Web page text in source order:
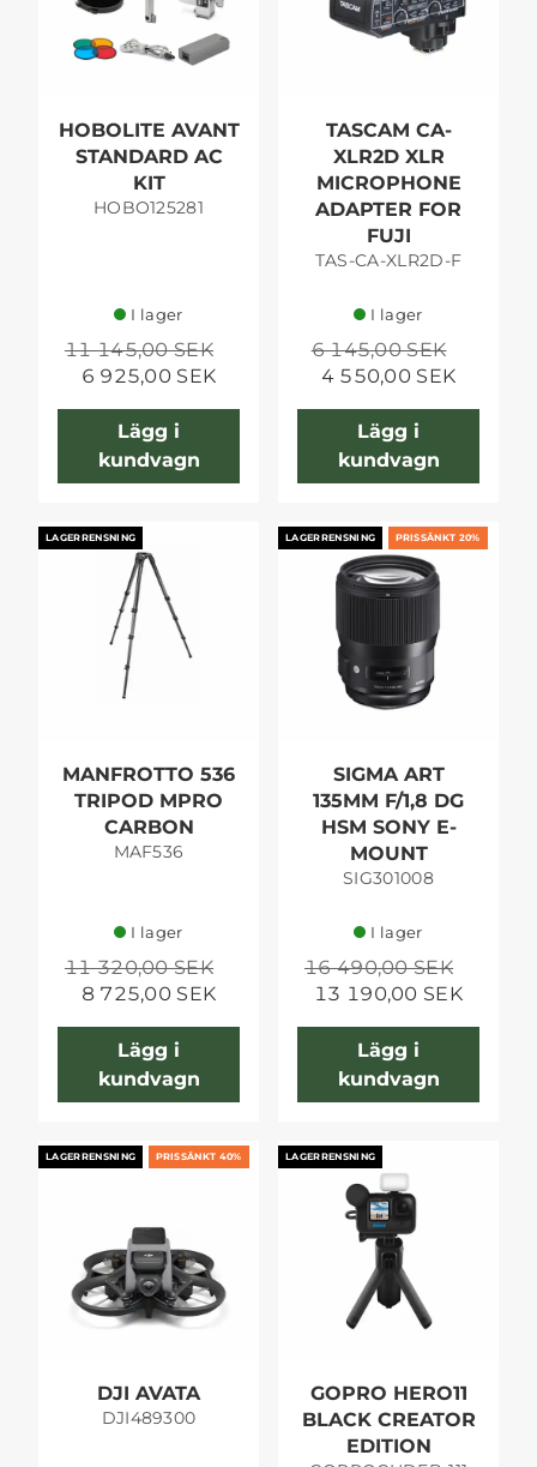
HOBOLITE AVANT
STANDARD AC
KIT
HOBO125281
I lager
11 145,00 SEK
6 925,00 SEK
Lägg i
kundvagn
TASCAM CA-
XLR2D XLR
MICROPHONE
ADAPTER FOR
FUJI
TAS-CA-XLR2D-F
I lager
6 145,00 SEK
4 550,00 SEK
Lägg i
kundvagn
LAGERRENSNING
MANFROTTO 536
TRIPOD MPRO
CARBON
MAF536
I lager
11 320,00 SEK
8 725,00 SEK
Lägg i
kundvagn
LAGERRENSNING PRISSÄNKT 20%
SIGMA ART
135MM F/1,8 DG
HSM SONY E-
MOUNT
SIG301008
I lager
16 490,00 SEK
13 190,00 SEK
Lägg i
kundvagn
LAGERRENSNING PRISSÄNKT 40%
DJI AVATA
DJI489300
LAGERRENSNING
GOPRO HERO11
BLACK CREATOR
EDITION